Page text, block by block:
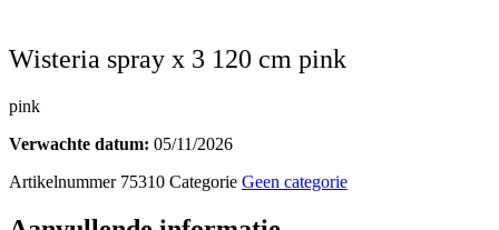
wisteria spray x 3 120 cm pink
pink
Verwachte datum: 05/11/2026
Artikelnummer 75310 Categorie Geen categorie